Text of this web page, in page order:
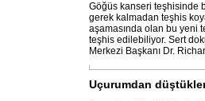
Göğüs kanseri teşhisinde
gerek kalmadan teşhis
aşamasında olan bu yeni
teşhis edilebiliyor. Sert
Merkezi Başkanı Dr.
Uçurumdan